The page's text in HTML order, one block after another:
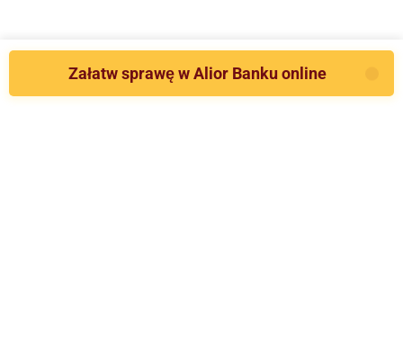
Załatw sprawę w Alior Banku online